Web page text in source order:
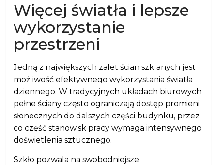
Więcej światła i lepsze
wykorzystanie
przestrzeni
Jedną z największych zalet ścian szklanych jest
możliwość efektywnego wykorzystania światła
dziennego. W tradycyjnych układach biurowych
pełne ściany często ograniczają dostęp promieni
słonecznych do dalszych części budynku, przez
co część stanowisk pracy wymaga intensywnego
doświetlenia sztucznego.
Szkło pozwala na swobodniejsze